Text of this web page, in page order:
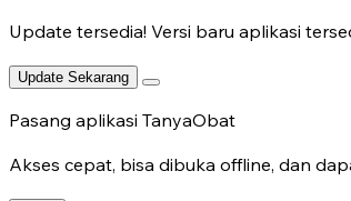
Update tersedia! Versi baru aplikasi
Update Sekarang
Pasang aplikasi TanyaObat
Akses cepat, bisa dibuka offline, dan